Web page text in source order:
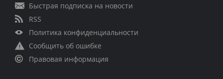
Быстрая подписка на новости
RSS
Политика конфиденциальности
Сообщить об ошибке
Правовая информация